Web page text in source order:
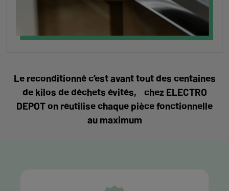
Le reconditionné c’est avant tout des centaines
de kilos de déchets évités, chez ELECTRO
DEPOT on réutilise chaque pièce fonctionnelle
au maximum